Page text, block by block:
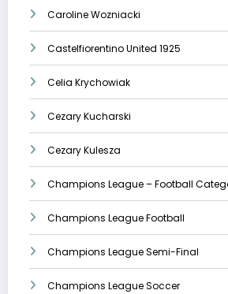
Caroline Wozniacki
Castelfiorentino United 1925
Celia Krychowiak
Cezary Kucharski
Cezary Kulesza
Champions League – Football
Champions League Football
Champions League Semi-Final
Champions League Soccer